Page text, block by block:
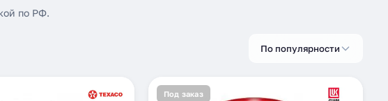
по РФ.
По популярности
Под заказ